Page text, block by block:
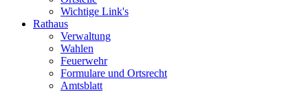
Wichtige Link's
Rathaus
Verwaltung
Wahlen
Feuerwehr
Formulare und Ortsrecht
Amtsblatt